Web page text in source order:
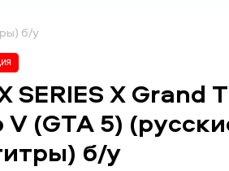
б/у
SERIES X Grand
(GTA 5)
б/у